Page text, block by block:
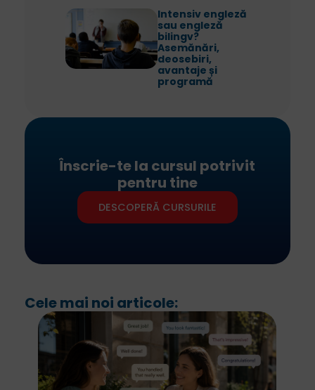
Intensiv engleză
sau engleză
bilingv?
Asemănări,
deosebiri,
avantaje și
programă
Înscrie-te la cursul potrivit
pentru tine
DESCOPERĂ CURSURILE
Cele mai noi articole: